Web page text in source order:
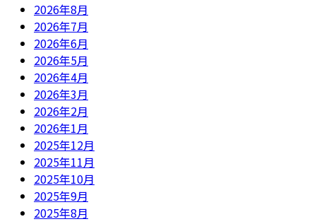
2026年8月
2026年7月
2026年6月
2026年5月
2026年4月
2026年3月
2026年2月
2026年1月
2025年12月
2025年11月
2025年10月
2025年9月
2025年8月